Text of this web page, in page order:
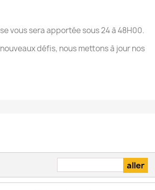
vous sera apportée sous 24 à 48H00.
défis, nous mettons à jour nos